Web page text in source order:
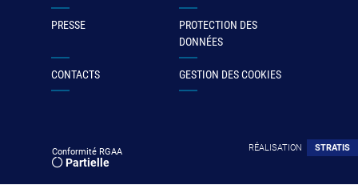
PRESSE
PROTECTION DES
DONNÉES
CONTACTS GESTION DES COOKIES
Conformité RGAA
Partielle
RÉALISATION STRATIS